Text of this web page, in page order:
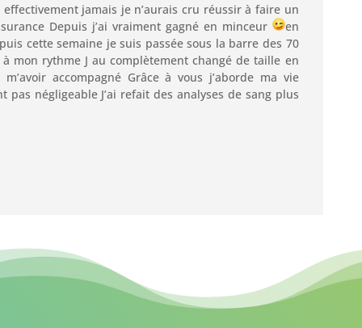
jamais je n’aurais cru réussir à faire un
Depuis j’ai vraiment gagné en minceur
en
cette semaine je suis passée sous la barre des 70
mon rythme J au complètement changé de taille en
accompagné Grâce à vous j’aborde ma vie
négligeable J’ai refait des analyses de sang plus